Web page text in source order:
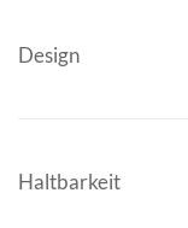
Design
Haltbarkeit